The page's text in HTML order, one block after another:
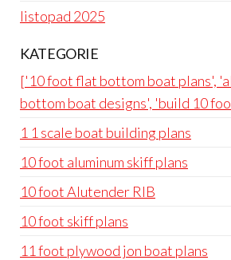
listopad 2025
KATEGORIE
['10 foot flat bottom boat plans',
bottom boat designs', 'build 10
1 1 scale boat building plans
10 foot aluminum skiff plans
10 foot Alutender RIB
10 foot skiff plans
11 foot plywood jon boat plans